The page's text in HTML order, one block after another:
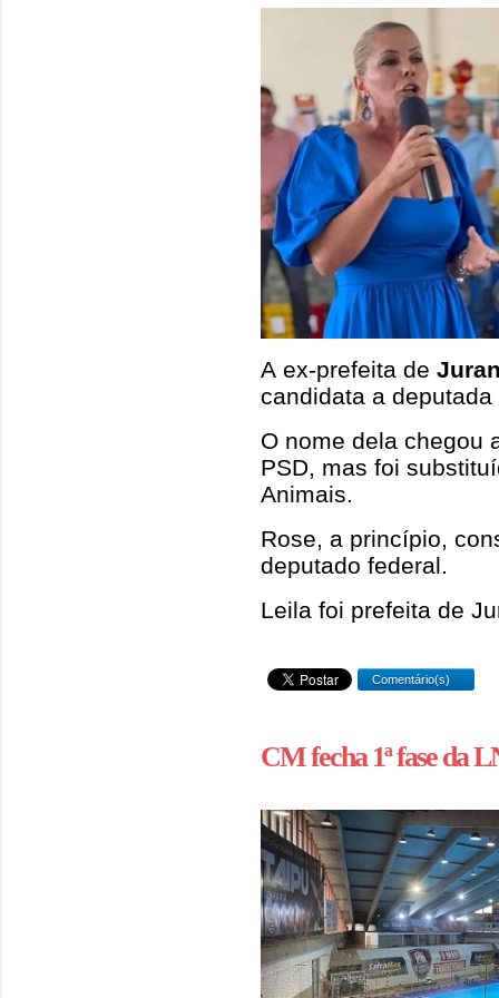
A ex-prefeita de
candidata a
O nome dela chegou
PSD, mas foi
Animais.
Rose, a princípio,
deputado federal.
Leila foi prefeita de
Comentário(s)
CM fecha 1ª fase da